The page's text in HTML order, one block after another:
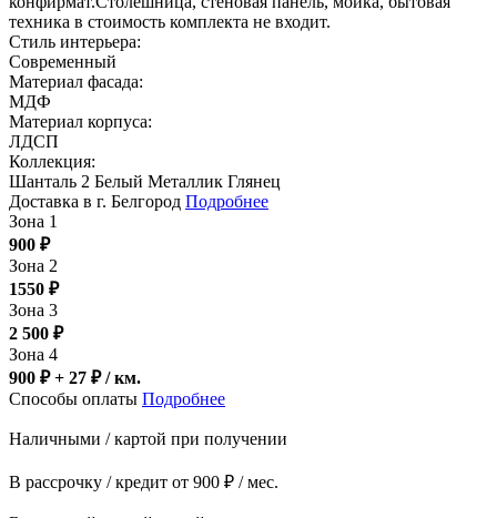
техника в стоимость комплекта не входит.
Стиль интерьера:
Современный
Материал фасада:
МДФ
Материал корпуса:
ЛДСП
Коллекция:
Шанталь 2 Белый Металлик Глянец
Доставка в г. Белгород Подробнее
Зона 1
900 ₽
Зона 2
1550 ₽
Зона 3
2 500 ₽
Зона 4
900 ₽ + 27 ₽/ км.
Способы оплаты Подробнее
Наличными / картой при получении
В рассрочку / кредит от 900 ₽ / мес.